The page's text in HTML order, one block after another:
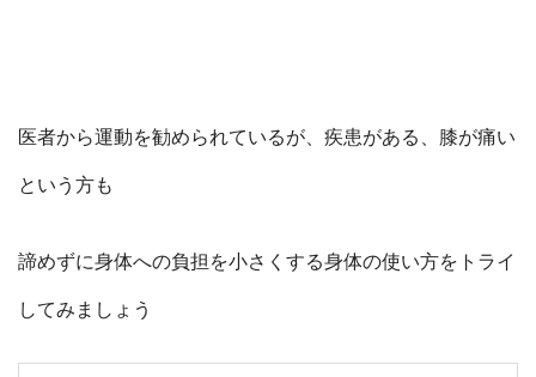
医者から運動を勧められているが、疾患がある、膝が痛い
という方も
諦めずに身体への負担を小さくする身体の使い方をトライ
してみましょう